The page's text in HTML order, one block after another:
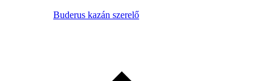
Buderus kazán szerelő